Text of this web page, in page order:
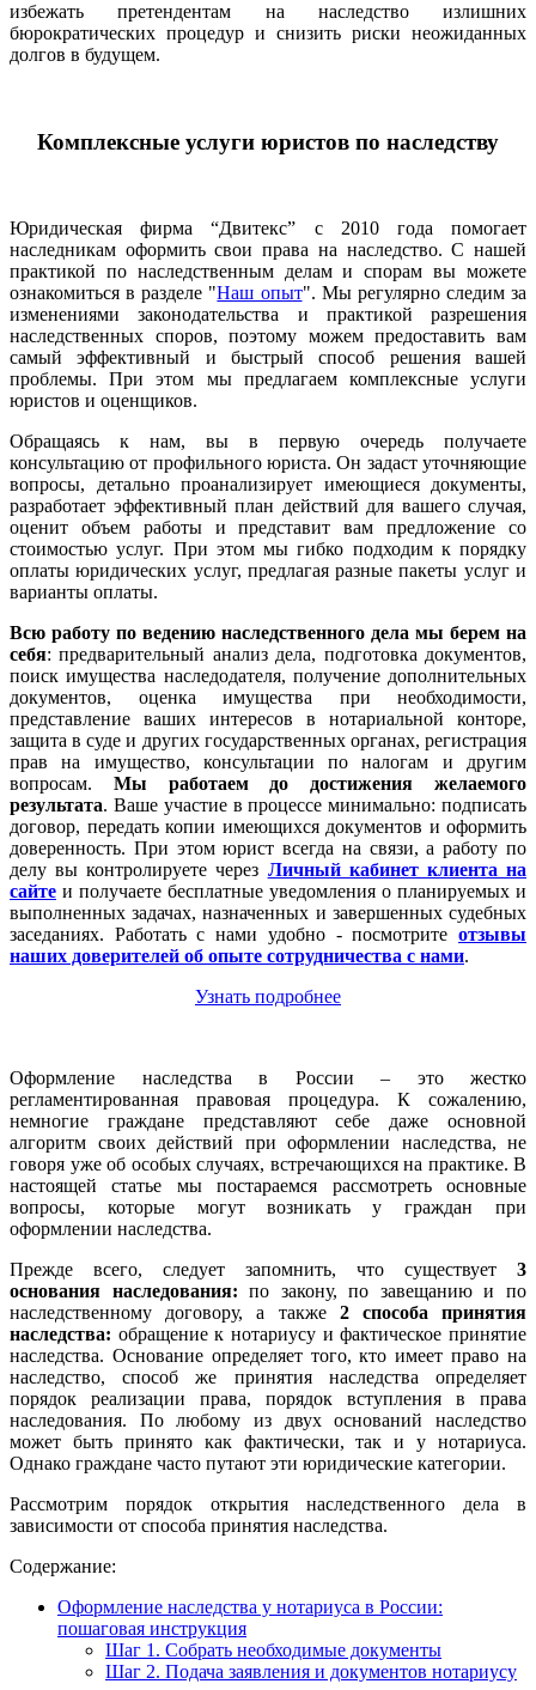
избежать претендентам на наследство излишних
бюрократических процедур и снизить риски неожиданных
долгов в будущем.
Комплексные услуги юристов по наследству
Юридическая фирма “Двитекс” с 2010 года помогает
наследникам оформить свои права на наследство. С нашей
практикой по наследственным делам и спорам вы можете
ознакомиться в разделе "Наш опыт". Мы регулярно следим за
изменениями законодательства и практикой разрешения
наследственных споров, поэтому можем предоставить вам
самый эффективный и быстрый способ решения вашей
проблемы. При этом мы предлагаем комплексные услуги
юристов и оценщиков.
Обращаясь к нам, вы в первую очередь получаете
консультацию от профильного юриста. Он задаст уточняющие
вопросы, детально проанализирует имеющиеся документы,
разработает эффективный план действий для вашего случая,
оценит объем работы и представит вам предложение со
стоимостью услуг. При этом мы гибко подходим к порядку
оплаты юридических услуг, предлагая разные пакеты услуг и
варианты оплаты.
Всю работу по ведению наследственного дела мы берем на
себя: предварительный анализ дела, подготовка документов,
поиск имущества наследодателя, получение дополнительных
документов, оценка имущества при необходимости,
представление ваших интересов в нотариальной конторе,
защита в суде и других государственных органах, регистрация
прав на имущество, консультации по налогам и другим
вопросам. Мы работаем
до достижения желаемого
результата. Ваше участие в процессе минимально: подписать
договор, передать копии имеющихся документов и оформить
доверенность. При этом юрист всегда на связи, а работу по
делу вы контролируете через Личный кабинет клиента на
сайте и получаете бесплатные уведомления о планируемых и
выполненных задачах, назначенных и завершенных судебных
заседаниях. Работать с нами удобно - посмотрите отзывы
наших доверителей об опыте сотрудничества с нами.
Узнать подробнее
Оформление наследства в России – это жестко
регламентированная правовая процедура. К сожалению,
немногие граждане представляют себе даже основной
алгоритм своих действий при оформлении наследства, не
говоря уже об особых случаях, встречающихся на практике. В
настоящей статье мы постараемся рассмотреть основные
вопросы, которые могут возникать у граждан при
оформлении наследства.
Прежде всего, следует запомнить, что существует 3
основания наследования: по закону, по завещанию и по
наследственному договору, а также 2 способа принятия
наследства: обращение к нотариусу и фактическое принятие
наследства. Основание определяет того, кто имеет право на
наследство, способ же принятия наследства определяет
порядок реализации права, порядок вступления в права
наследования. По любому из двух оснований наследство
может быть принято как фактически, так и у нотариуса.
Однако граждане часто путают эти юридические категории.
Рассмотрим порядок открытия наследственного дела в
зависимости от способа принятия наследства.
Содержание:
Оформление наследства у нотариуса в России:
пошаговая инструкция
Шаг 1. Собрать необходимые документы
Шаг 2. Подача заявления и документов нотариусу